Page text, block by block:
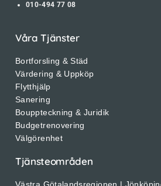
010-494 77 08
Våra Tjänster
Bortforsling & Städ
Värdering & Uppköp
Flytthjälp
Sanering
Bouppteckning & Juridik
Budgetrenovering
Välgörenhet
Tjänsteområden